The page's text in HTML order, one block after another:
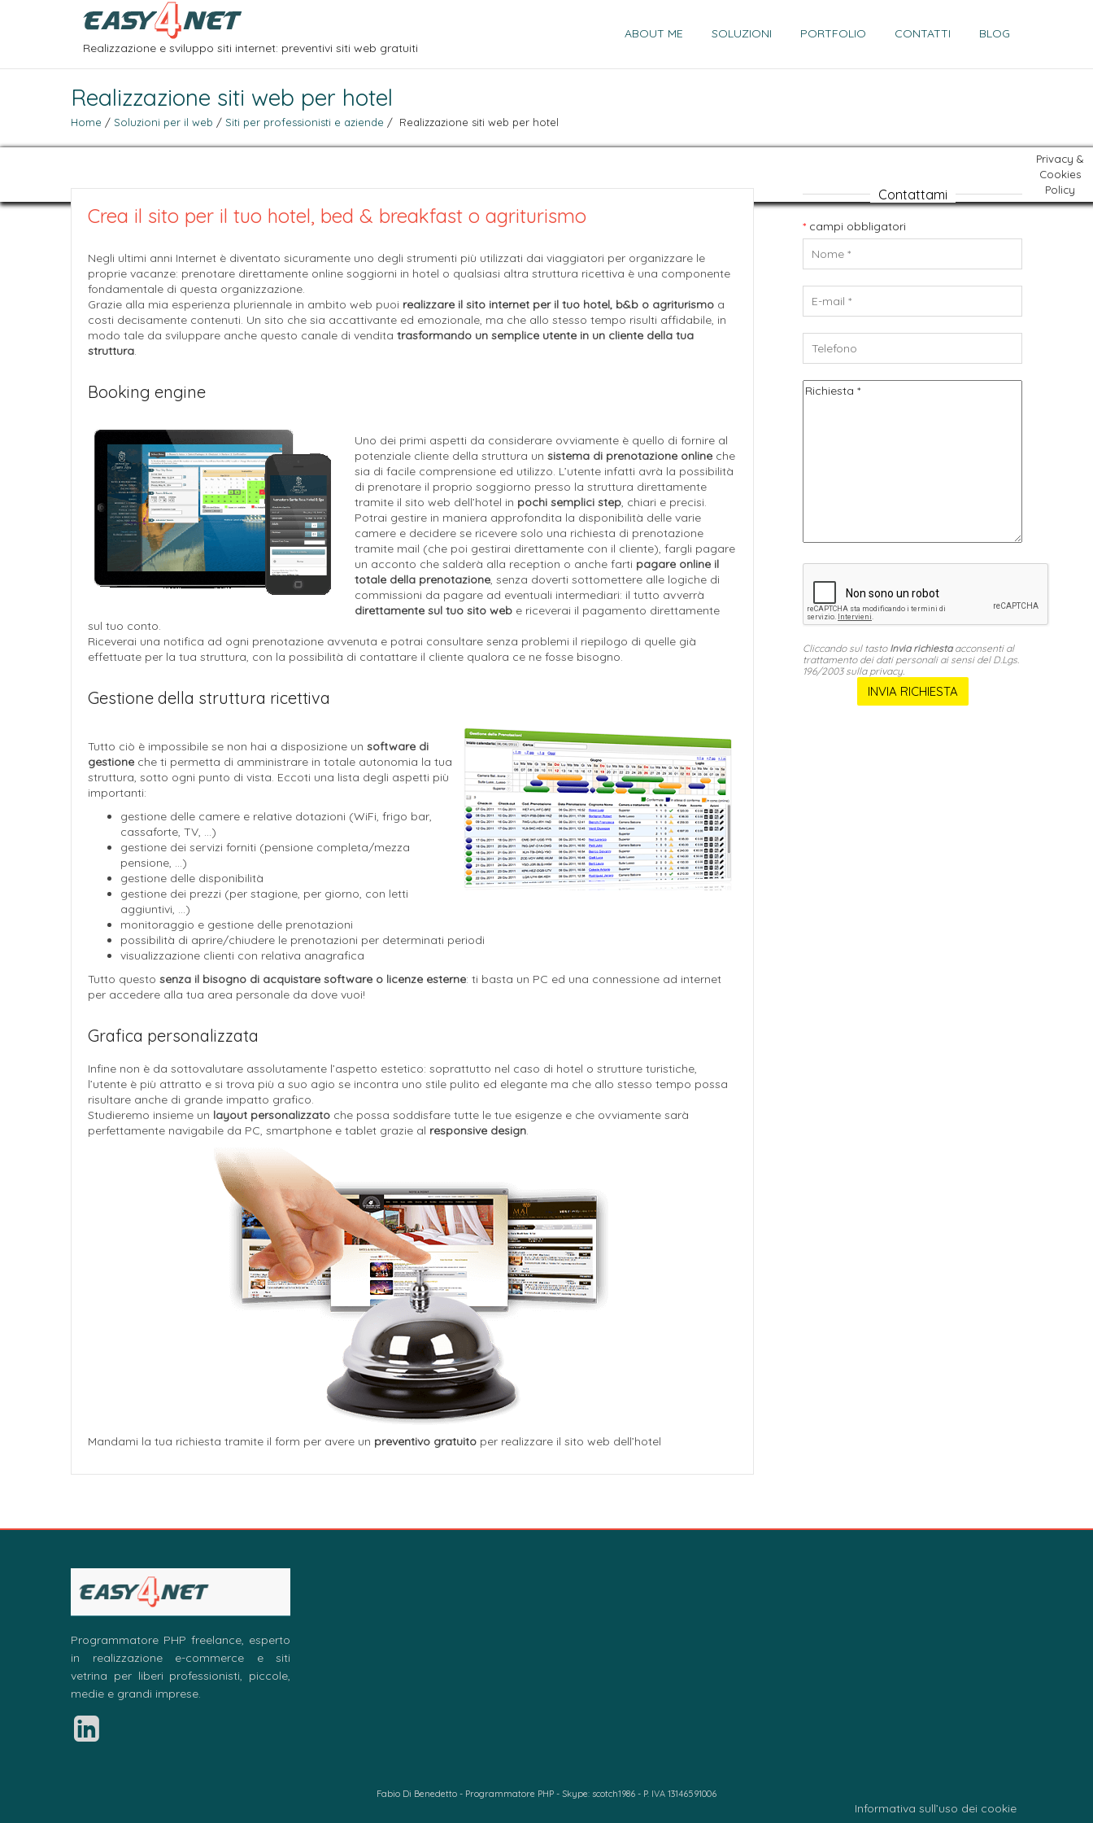
Realizzazione e sviluppo siti internet: preventivi siti web gratuiti
ABOUT ME SOLUZIONI PORTFOLIO CONTATTI BLOG
Realizzazione siti web per hotel
Home / Soluzioni per il web / Siti per professionisti e aziende / Realizzazione siti web per hotel
Crea il sito per il tuo hotel, bed & breakfast o agriturismo
Negli ultimi anni Internet è diventato sicuramente uno degli strumenti più utilizzati dai viaggiatori per organizzare le
proprie vacanze: prenotare direttamente online soggiorni in hotel o qualsiasi altra struttura ricettiva è una componente
fondamentale di questa organizzazione.
Grazie alla mia esperienza pluriennale in ambito web puoi realizzare il sito internet per il tuo hotel, b&b o agriturismo a
costi decisamente contenuti. Un sito che sia accattivante ed emozionale, ma che allo stesso tempo risulti affidabile, in
modo tale da sviluppare anche questo canale di vendita trasformando un semplice utente in un cliente della tua
struttura.
Booking engine
Uno dei primi aspetti da considerare ovviamente è quello di fornire al
potenziale cliente della struttura un sistema di prenotazione online che
sia di facile comprensione ed utilizzo. L’utente infatti avrà la possibilità
di prenotare il proprio soggiorno presso la struttura direttamente
tramite il sito web dell’hotel in pochi semplici step, chiari e precisi.
Potrai gestire in maniera approfondita la disponibilità delle varie
camere e decidere se ricevere solo una richiesta di prenotazione
tramite mail (che poi gestirai direttamente con il cliente), fargli pagare
un acconto che salderà alla reception o anche farti pagare online il
totale della prenotazione, senza doverti sottomettere alle logiche di
commissioni da pagare ad eventuali intermediari: il tutto avverrà
direttamente sul tuo sito web e riceverai il pagamento direttamente
sul tuo conto.
Riceverai una notifica ad ogni prenotazione avvenuta e potrai consultare senza problemi il riepilogo di quelle già
effettuate per la tua struttura, con la possibilità di contattare il cliente qualora ce ne fosse bisogno.
Gestione della struttura ricettiva
Tutto ciò è impossibile se non hai a disposizione un software di
gestione che ti permetta di amministrare in totale autonomia la tua
struttura, sotto ogni punto di vista. Eccoti una lista degli aspetti più
importanti:
gestione delle camere e relative dotazioni (WiFi, frigo bar,
cassaforte, TV, …)
gestione dei servizi forniti (pensione completa/mezza
pensione, …)
gestione delle disponibilità
gestione dei prezzi (per stagione, per giorno, con letti
aggiuntivi, …)
monitoraggio e gestione delle prenotazioni
possibilità di aprire/chiudere le prenotazioni per determinati periodi
visualizzazione clienti con relativa anagrafica
Tutto questo senza il bisogno di acquistare software o licenze esterne: ti basta un PC ed una connessione ad internet
per accedere alla tua area personale da dove vuoi!
Grafica personalizzata
Infine non è da sottovalutare assolutamente l’aspetto estetico: soprattutto nel caso di hotel o strutture turistiche,
l’utente è più attratto e si trova più a suo agio se incontra uno stile pulito ed elegante ma che allo stesso tempo possa
risultare anche di grande impatto grafico.
Studieremo insieme un layout personalizzato che possa soddisfare tutte le tue esigenze e che ovviamente sarà
perfettamente navigabile da PC, smartphone e tablet grazie al responsive design.
Mandami la tua richiesta tramite il form per avere un preventivo gratuito per realizzare il sito web dell’hotel
Contattami
* campi obbligatori
Cliccando sul tasto Invia richiestaacconsenti al
trattamento dei dati personali ai sensi del D.Lgs.
196/2003 sulla privacy.
Programmatore PHP freelance, esperto
in realizzazione e-commerce e siti
vetrina per liberi professionisti, piccole,
medie e grandi imprese.
Fabio Di Benedetto - Programmatore PHP - Skype: scotch1986 - P. IVA 13146591006
Informativa sull’uso dei cookie
Privacy &
Cookies
Policy